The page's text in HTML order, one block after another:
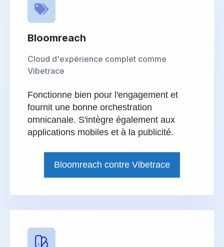
Bloomreach
Cloud d'expérience complet comme
Vibetrace
Fonctionne bien pour l'engagement et
fournit une bonne orchestration
omnicanale. S'intègre également aux
applications mobiles et à la publicité.
Bloomreach contre Vibetrace